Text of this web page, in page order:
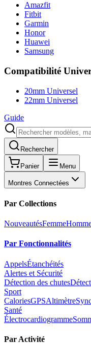
Amazfit
Fitbit
Garmin
Honor
Huawei
Samsung
Compatibilité
20mm Universel
22mm Universel
Guide
Rechercher
Panier Menu
Montres Connectées
Par Collections
NouveautésFemme
Par Fonctionnalités
AppelsÉtanchéités
Alertes et Sécurité
Détection des chutes
Sport
CaloriesGPSAltimètre
Santé
Électrocardiogramme
Par Activité